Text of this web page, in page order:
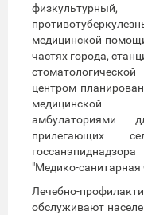
медицинской
частях города,
центром
медицинской
амбулаториями
прилегающих
"Медико-санитарная
Лечебно-
обслуживают